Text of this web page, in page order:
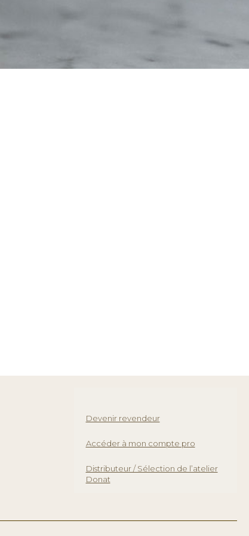
Devenir revendeur
Accéder à mon compte pro
Distributeur / Sélection de l’atelier
Donat